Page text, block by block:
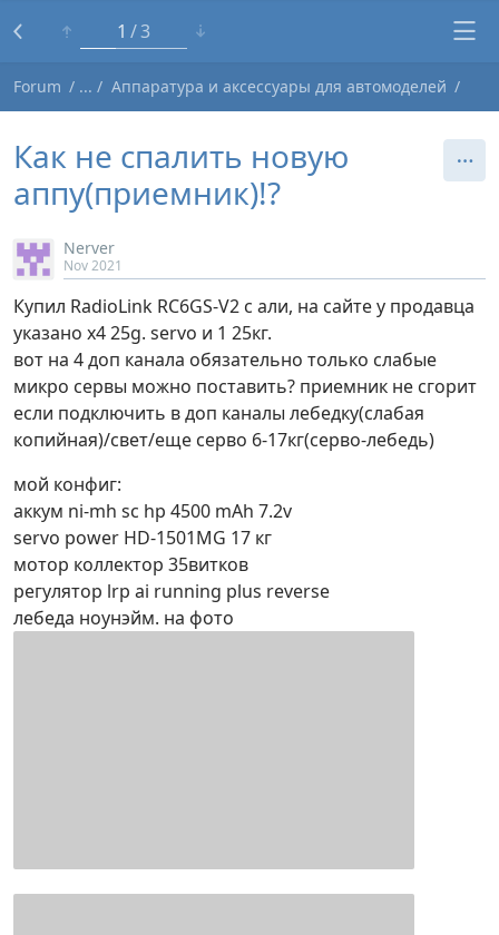
1 3
Forum Аппаратура и аксессуары для автомоделей
Как не спалить новую
аппу(приемник)!?
Nerver
Nov 2021
Купил RadioLink RC6GS-V2 с али, на сайте у продавца
указано х4 25g. servo и 1 25кг.
вот на 4 доп канала обязательно только слабые
микро сервы можно поставить? приемник не сгорит
если подключить в доп каналы лебедку(слабая
копийная)/свет/еще серво 6-17кг(серво-лебедь)
мой конфиг:
аккум ni-mh sc hp 4500 mAh 7.2v
servo power HD-1501MG 17 кг
мотор коллектор 35витков
регулятор lrp ai running plus reverse
лебеда ноунэйм. на фото